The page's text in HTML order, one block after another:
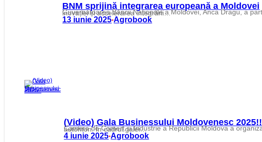
BNM sprijină integrarea europeană a Moldovei
Guvernatoarea Băncii Naționale a Moldovei, Anca Dragu, a participat la Bucharest Leaders’ Summit, unde a subliniat rolul BNM în asigurarea stabilității financiare, promovarea inovației și accelerarea integrării…
13 iunie 2025•Agrobook
(Video) Gala Businessului Moldovenesc 2025!!
Camera de Comerț și Industrie a Republicii Moldova a organizat marți, 3 iunie 2025, Gala Businessului Moldovenesc, un eveniment dedicat promovării mediului antreprenorial autohton. În cadrul galei…
4 iunie 2025•Agrobook